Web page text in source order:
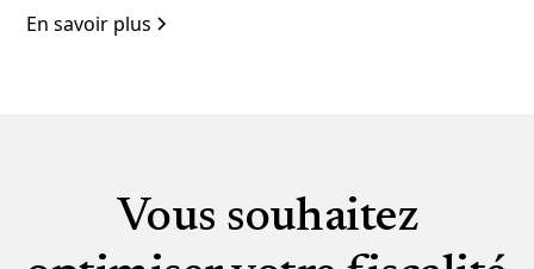
En savoir plus
Vous souhaitez